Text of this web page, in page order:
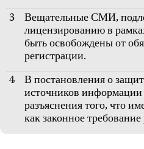
3 Вещательные СМИ,
лицензированию в
быть освобождены от
регистрации.
4 В постановления о
источников
разъяснения того, что
как законное